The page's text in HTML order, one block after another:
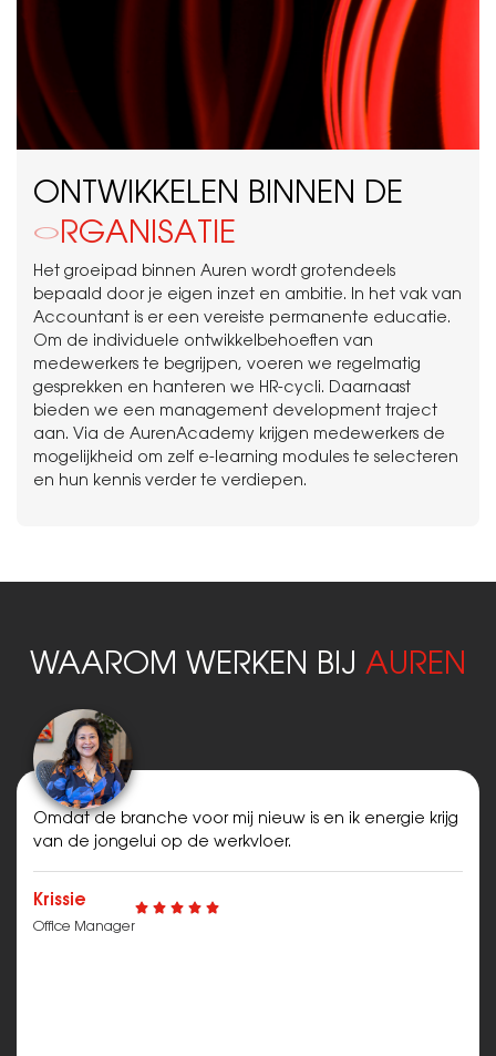
ONTWIKKELEN BINNEN DE
Het groeipad binnen Auren wordt grotendeels
bepaald door je eigen inzet en ambitie. In het vak van
Accountant is er een vereiste permanente educatie.
Om de individuele ontwikkelbehoeften van
medewerkers te begrijpen, voeren we regelmatig
gesprekken en hanteren we HR-cycli. Daarnaast
bieden we een management development traject
aan. Via de AurenAcademy krijgen medewerkers de
mogelijkheid om zelf e-learning modules te selecteren
en hun kennis verder te verdiepen.
WAAROM WERKEN BIJ
Omdat de branche voor mij nieuw is en ik energie krijg
van de jongelui op de werkvloer.
Krissie
Office Manager